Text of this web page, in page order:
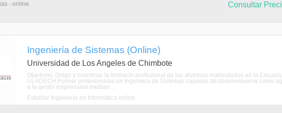
- online Consultar
Ingeniería de Sistemas (Online)
Universidad de Los Angeles de Chimbote
Objetivos: Dirigir y coordinar la formacin profesional de los alumnos matriculados en la
ULADECH.Formar profesionales en Ingeniera de Sistemas capaces de desenvolverse como
a la gestin empresarial median ...
Estudiar Ingeniería en Informática online